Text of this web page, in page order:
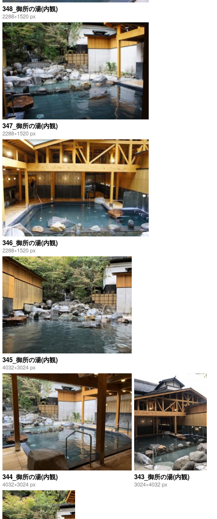
348_御所の湯(内観)
2288×1520 px
347_御所の湯(内観)
2288×1520 px
346_御所の湯(内観)
2288×1520 px
345_御所の湯(内観)
4032×3024 px
344_御所の湯(内観)
4032×3024 px
343_御所の湯(内観)
3024×4032 px